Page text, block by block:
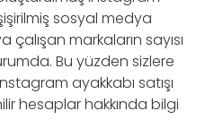
sosyal medya
çalışan markaların sayısı
Bu yüzden sizlere
ayakkabı satışı
hesaplar hakkında bilgi